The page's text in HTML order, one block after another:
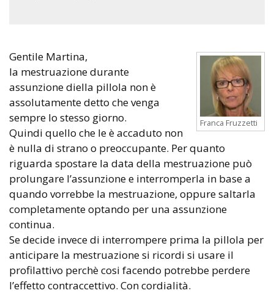
Franca Fruzzetti
Gentile Martina,
la mestruazione durante
assunzione diella pillola non è
assolutamente detto che venga
sempre lo stesso giorno.
Quindi quello che le è accaduto non
è nulla di strano o preoccupante. Per quanto
riguarda spostare la data della mestruazione può
prolungare l’assunzione e interromperla in base a
quando vorrebbe la mestruazione, oppure saltarla
completamente optando per una assunzione
continua.
Se decide invece di interrompere prima la pillola per
anticipare la mestruazione si ricordi si usare il
profilattivo perchè cosi facendo potrebbe perdere
l’effetto contraccettivo. Con cordialità.